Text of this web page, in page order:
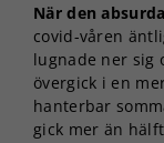
När den absurda
covid-våren
lugnade ner sig
övergick i en
hanterbar
gick mer än